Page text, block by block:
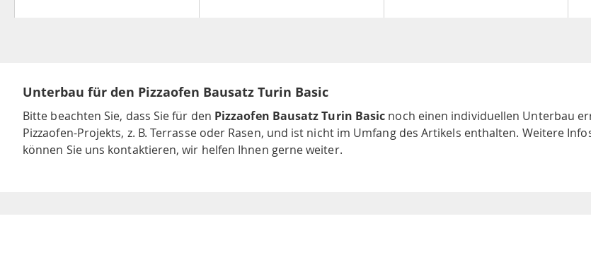
Unterbau für den Pizzaofen Bausatz Turin Basic
Bitte beachten Sie, dass Sie für den Pizzaofen Bausatz Turin Basic noch einen individuellen Unterbau
Pizzaofen-Projekts, z. B. Terrasse oder Rasen, und ist nicht im Umfang des Artikels enthalten. Weitere
können Sie uns kontaktieren, wir helfen Ihnen gerne weiter.